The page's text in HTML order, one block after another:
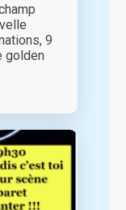
9
golden